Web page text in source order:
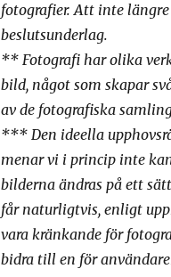
fotografier. Att inte
beslutsunderlag.
** Fotografi har olika
bild, något som skapar
av de fotografiska
*** Den ideella
menar vi i princip inte
bilderna ändras på ett
får naturligtvis, enligt
vara kränkande för
bidra till en för